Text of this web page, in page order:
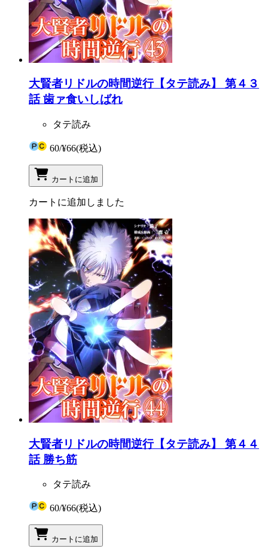
大賢者リドルの時間逆行【タテ読み】 第４３
話 歯ァ食いしばれ
タテ読み
60/¥66(税込)
カートに追加
カートに追加しました
大賢者リドルの時間逆行【タテ読み】 第４４
話 勝ち筋
タテ読み
60/¥66(税込)
カートに追加